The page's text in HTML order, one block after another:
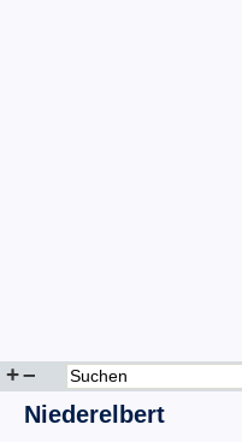
+–
Niederelbert